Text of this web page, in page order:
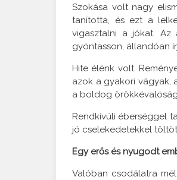
Szokása volt nagy
tanította, és ezt a
vigasztalni a jókat. Az
gyóntasson, állandóan
Hite élénk volt.
azok a gyakori vágyak,
a boldog
Rendkívüli éberséggel
jó cselekedetekkel
Egy erős és nyugodt
Valóban csodálatra